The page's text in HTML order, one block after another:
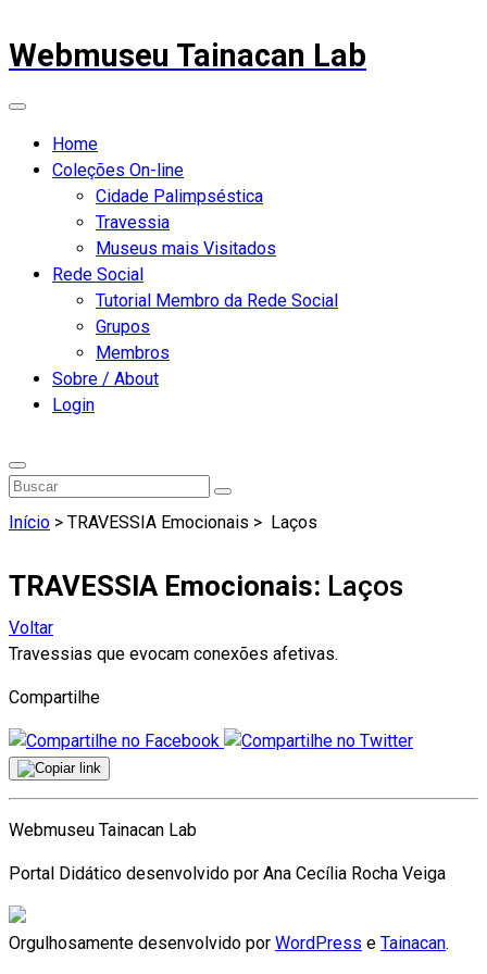
Webmuseu Tainacan Lab
Home
Coleções On-line
Cidade Palimpséstica
Travessia
Museus mais Visitados
Rede Social
Tutorial Membro da Rede Social
Grupos
Membros
Sobre / About
Login
Início > TRAVESSIA Emocionais > Laços
TRAVESSIA Emocionais: Laços
Voltar
Travessias que evocam conexões afetivas.
Compartilhe
Webmuseu Tainacan Lab
Portal Didático desenvolvido por Ana Cecília Rocha Veiga
Orgulhosamente desenvolvido por WordPress e Tainacan.